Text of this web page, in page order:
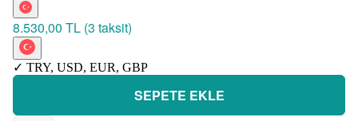
8.530,00 TL (3 taksit)
✓ TRY, USD, EUR, GBP
SEPETE EKLE